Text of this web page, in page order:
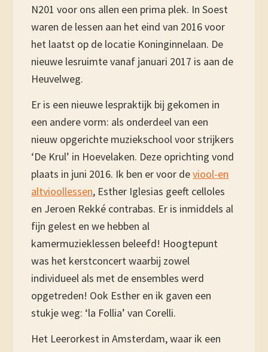
N201 voor ons allen een prima plek. In Soest
waren de lessen aan het eind van 2016 voor
het laatst op de locatie Koninginnelaan. De
nieuwe lesruimte vanaf januari 2017 is aan de
Heuvelweg.
Er is een nieuwe lespraktijk bij gekomen in
een andere vorm: als onderdeel van een
nieuw opgerichte muziekschool voor strijkers
‘De Krul’ in Hoevelaken. Deze oprichting vond
plaats in juni 2016. Ik ben er voor deviool-en
altvioollessen, Esther Iglesias geeft celloles
en Jeroen Rekké contrabas. Er is inmiddels al
fijn gelest en we hebben al
kamermuzieklessen beleefd! Hoogtepunt
was het kerstconcert waarbij zowel
individueel als met de ensembles werd
opgetreden! Ook Esther en ik gaven een
stukje weg: ‘la Follia’ van Corelli.
Het Leerorkest in Amsterdam, waar ik een